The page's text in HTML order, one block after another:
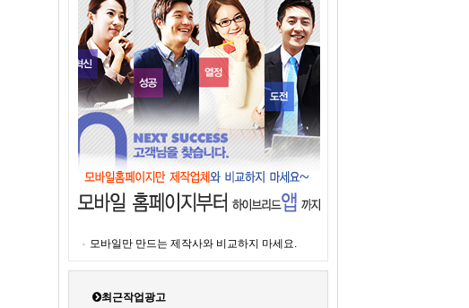
모바일만 만드는 제작사와 비교하지 마세요.
최근작업광고